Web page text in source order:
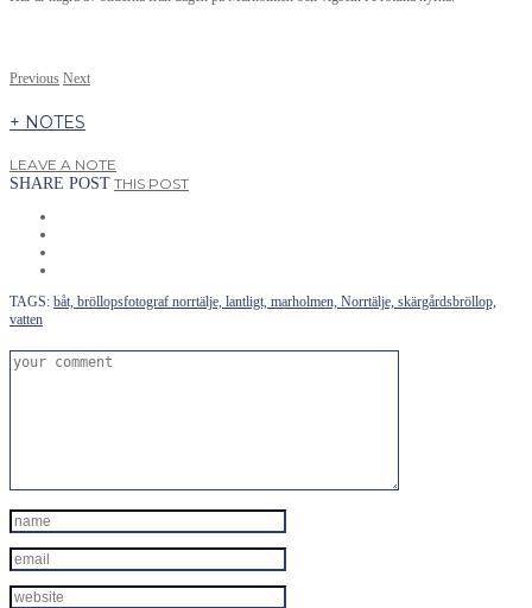
Previous Next
+ NOTES
LEAVE A NOTE
SHARE POST THIS POST
TAGS: båt, bröllopsfotograf norrtälje, lantligt, marholmen, Norrtälje, skärgårdsbröllop,
vatten